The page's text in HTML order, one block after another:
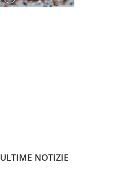
ULTIME NOTIZIE